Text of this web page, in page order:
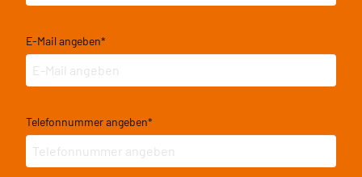
E-Mail angeben*
Telefonnummer angeben*